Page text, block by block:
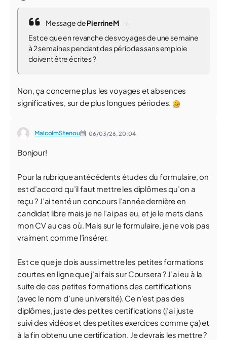
Message dePierrineM
Est ce que en revanche des voyages de une semaine
à 2 semaines pendant des périodes sans emploie
doivent être écrites ?
Non, ça concerne plus les voyages et absences
significatives, sur de plus longues périodes.
MalcolmStenou 06/03/26,20:04
Bonjour!
Pour la rubrique antécédents études du formulaire, on
est d’accord qu’il faut mettre les diplômes qu’on a
reçu ? J’ai tenté un concours l’année dernière en
candidat libre mais je ne l’ai pas eu, et je le mets dans
mon CV au cas où. Mais sur le formulaire, je ne vois pas
vraiment comme l’insérer.
Est ce que je dois aussi mettre les petites formations
courtes en ligne que j’ai fais sur Coursera ? J’ai eu à la
suite de ces petites formations des certifications
(avec le nom d’une université). Ce n’est pas des
diplômes, juste des petites certifications (j’ai juste
suivi des vidéos et des petites exercices comme ça) et
à la fin obtenu une certification. Je devrais les mettre ?